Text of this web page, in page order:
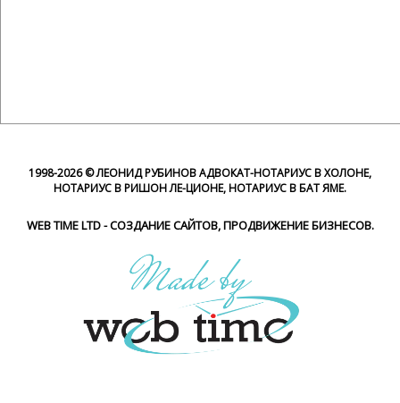
1998-2026 © ЛЕОНИД РУБИНОВ АДВОКАТ-НОТАРИУС В ХОЛОНЕ,
НОТАРИУС В РИШОН ЛЕ-ЦИОНЕ, НОТАРИУС В БАТ ЯМЕ.
WEB TIME LTD - СОЗДАНИЕ САЙТОВ, ПРОДВИЖЕНИЕ БИЗНЕСОВ.